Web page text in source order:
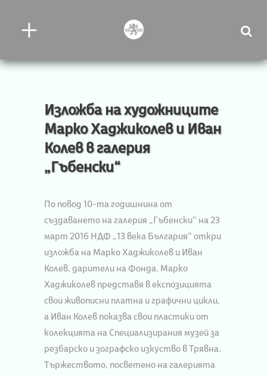
Изложба на художниците
Марко Хаджиколев и Иван
Колев в галерия
„Гъбенски“
По повод 10-та годишнина от
създаването на галерия „Гъбенски“ на 23
март 2016 НДФ „13 века България“ откри
изложба на Марко Хаджиколев и Иван
Колев, дарители на Фонда. Марко
Хаджиколев представя в експозицията
свои живописни платна и графични цикли,
а Иван Колев показва свои пластики от
колекцията на Специализирания музей за
резбарско и зографско изкуство в Трявна.
Тържеството, посветено на галерията